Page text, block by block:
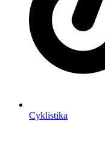
Cyklistika